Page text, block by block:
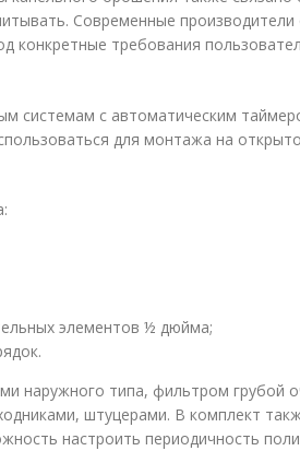
Современные
конкретные требования
системам с автоматическим
для монтажа на
элементов ½ дюйма;
наружного типа, фильтром грубой
штуцерами. В комплект
настроить периодичность